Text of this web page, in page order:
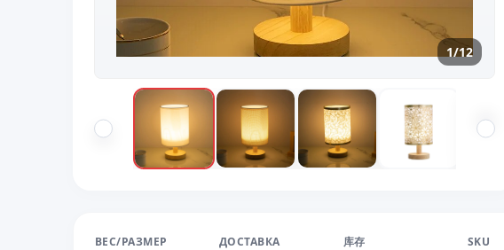
1/12
ВЕС/РАЗМЕР ДОСТАВКА 库存 SKU